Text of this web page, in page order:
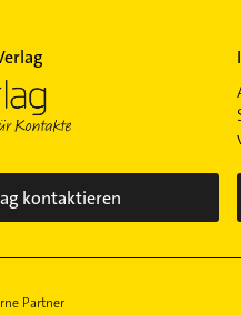
kontaktieren
Partner